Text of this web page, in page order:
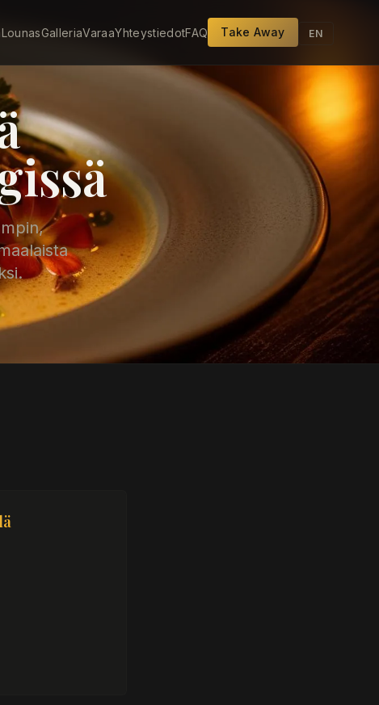
LounasGalleriaVaraaYhteystiedotFAQ Take Away EN